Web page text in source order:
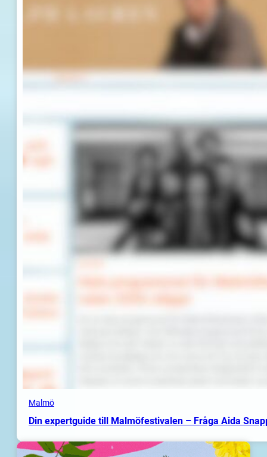
Malmö
Din expertguide till Malmöfestivalen – Fråga Aida